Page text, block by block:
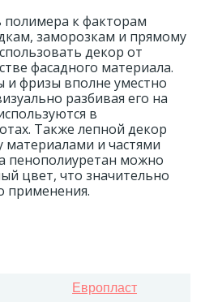
полимера к факторам
заморозкам и прямому
декор от
фасадного материала.
и фризы вполне уместно
разбивая его на
в
Также лепной декор
и частями
пенополиуретан можно
цвет, что значительно
применения.
Европласт